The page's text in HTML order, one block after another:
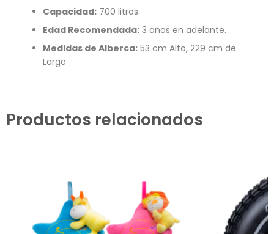
Capacidad: 700 litros.
Edad Recomendada: 3 años en adelante.
Medidas de Alberca: 53 cm Alto, 229 cm de
Largo
Productos relacionados